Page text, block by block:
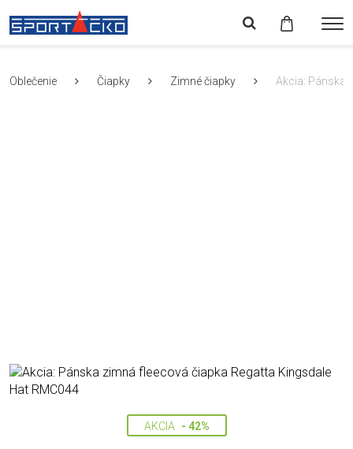
Oblečenie Čiapky Zimné čiapky Akcia: Pánska
AKCIA - 42%